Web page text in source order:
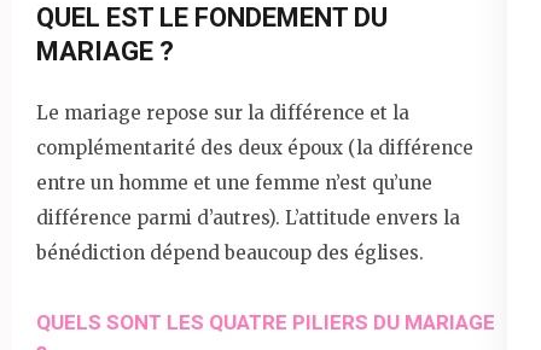
QUEL EST LE FONDEMENT DU
MARIAGE ?
Le mariage repose sur la différence et la
complémentarité des deux époux (la différence
entre un homme et une femme n’est qu’une
différence parmi d’autres). L’attitude envers la
bénédiction dépend beaucoup des églises.
QUELS SONT LES QUATRE PILIERS DU MARIAGE